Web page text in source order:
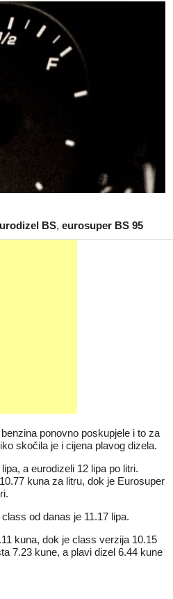
BS, eurosuper BS 95
ponovno poskupjele i to za
skočila je i cijena plavog dizela.
a eurodizeli 12 lipa po litri.
kuna za litru, dok je Eurosuper
od danas je 11.17 lipa.
kuna, dok je class verzija 10.15
7.23 kune, a plavi dizel 6.44 kune